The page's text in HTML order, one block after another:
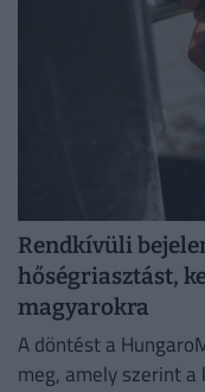
Rendkívüli
hőségriasztást,
magyarokra
A döntést a
meg, amely szerint a